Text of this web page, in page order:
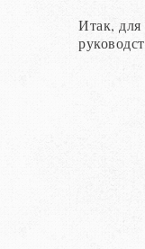
Итак,